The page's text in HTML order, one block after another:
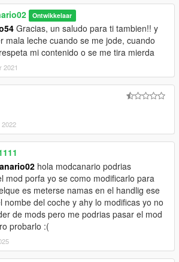
Ontwikkelaar
Gracias, un saludo para ti tambien!! y
mala leche cuando se me jode, cuando
mi contenido o se me tira mierda
2021
2022
hola modcanario podrias
mod porfa yo se como modificarlo para
es meterse namas en el handlig ese
nombe del coche y ahy lo modificas yo no
de mods pero me podrias pasar el mod
probarlo :(